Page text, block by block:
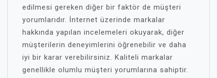
edilmesi gereken diğer bir faktör de müşteri
yorumlarıdır. İnternet üzerinde markalar
hakkında yapılan incelemeleri okuyarak, diğer
müşterilerin deneyimlerini öğrenebilir ve daha
iyi bir karar verebilirsiniz. Kaliteli markalar
genellikle olumlu müşteri yorumlarına sahiptir.